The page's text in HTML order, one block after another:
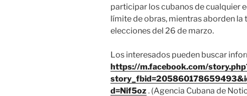
participar los cubanos de cualquier
límite de obras, mientras aborden
elecciones del 26 de marzo.
Los interesados pueden buscar
https://m.facebook.com/
d=Nif5oz . (Agencia Cubana de